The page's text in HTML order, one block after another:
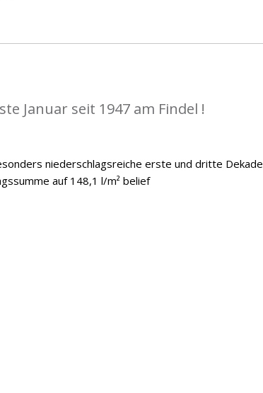
Januar seit 1947 am Findel !
niederschlagsreiche erste und dritte Dekade
auf 148,1 l/m² belief